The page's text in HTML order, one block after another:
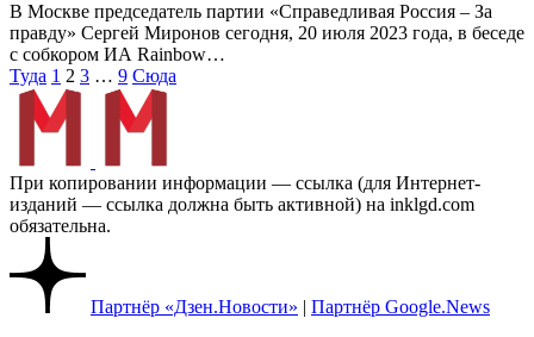
В Москве председатель партии «Справедливая Россия – За
правду» Сергей Миронов сегодня, 20 июля 2023 года, в беседе
с собкором ИА Rainbow…
Пагинация
записей
Туда 1 2 3 … 9 Сюда
При копировании информации — ссылка (для Интернет-
изданий — ссылка должна быть активной) на inklgd.com
обязательна.
Партнёр «Дзен.Новости» | Партнёр Google.News